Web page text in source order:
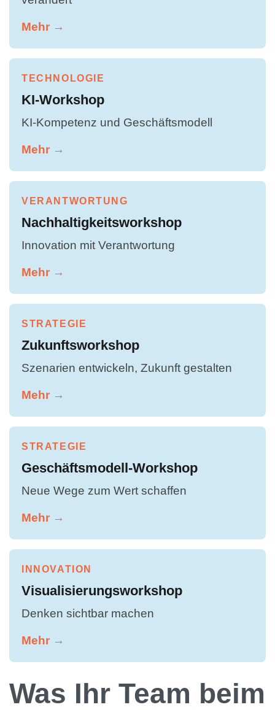
Mehr →
TECHNOLOGIE
KI-Workshop
KI-Kompetenz und Geschäftsmodell
Mehr →
VERANTWORTUNG
Nachhaltigkeitsworkshop
Innovation mit Verantwortung
Mehr →
STRATEGIE
Zukunftsworkshop
Szenarien entwickeln, Zukunft gestalten
Mehr →
STRATEGIE
Geschäftsmodell-Workshop
Neue Wege zum Wert schaffen
Mehr →
INNOVATION
Visualisierungsworkshop
Denken sichtbar machen
Mehr →
Was Ihr Team beim